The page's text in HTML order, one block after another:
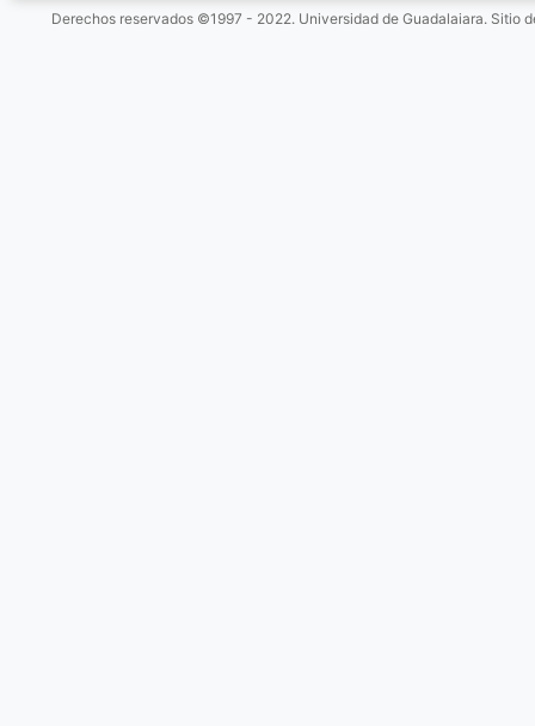
Derechos reservados ©1997 - 2022. Universidad de Guadalajara. Sitio